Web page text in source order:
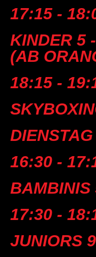
17:15 -
KINDER 5
(AB
18:15 -
DIENSTAG
16:30 -
BAMBINIS
17:30 -
JUNIORS